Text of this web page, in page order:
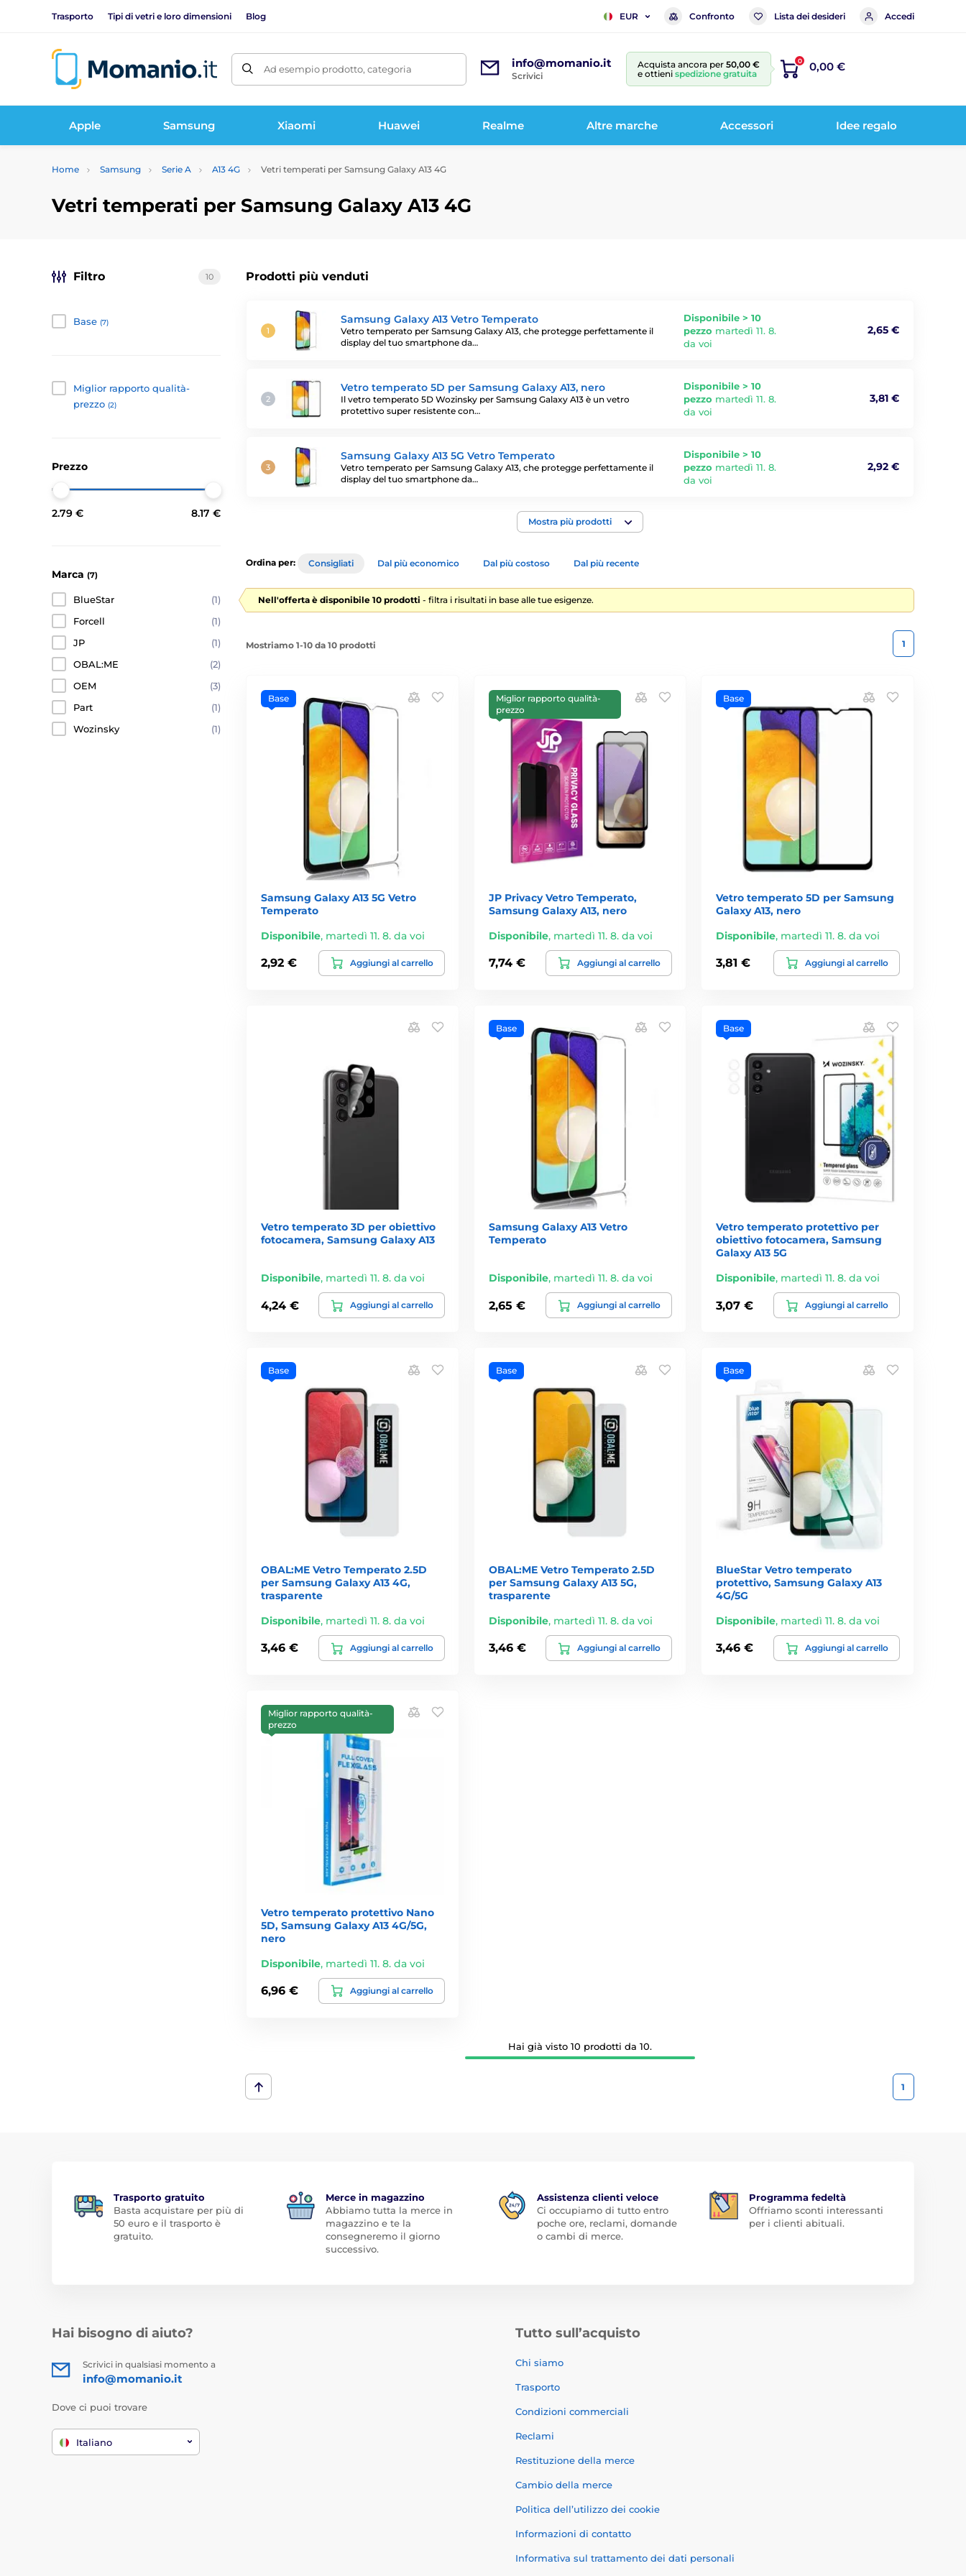
Trasporto Tipi di vetri e loro dimensioni Blog EUR Confronto Lista dei desideri Accedi
Ad esempio prodotto, categoria info@momanio.it
Scrivici
Acquista ancora per 50,00 €
e ottieni spedizione gratuita
0 0,00 €
Apple Samsung Xiaomi Huawei Realme Altre marche Accessori Idee regalo
Home Samsung Serie A A13 4G Vetri temperati per Samsung Galaxy A13 4G
Vetri temperati per Samsung Galaxy A13 4G
Prodotti più venduti
Samsung Galaxy A13 Vetro Temperato
Vetro temperato per Samsung Galaxy A13, che protegge perfettamente il
display del tuo smartphone da…
Disponibile > 10
pezzo martedì 11. 8.
da voi
2,65 €
Vetro temperato 5D per Samsung Galaxy A13, nero
Il vetro temperato 5D Wozinsky per Samsung Galaxy A13 è un vetro
protettivo super resistente con…
Disponibile > 10
pezzo martedì 11. 8.
da voi
3,81 €
Samsung Galaxy A13 5G Vetro Temperato
Vetro temperato per Samsung Galaxy A13, che protegge perfettamente il
display del tuo smartphone da…
Disponibile > 10
pezzo martedì 11. 8.
da voi
2,92 €
Mostra più prodotti
Filtro 10
Base (7)
Miglior rapporto qualità-
prezzo (2)
Prezzo
2.79 € 8.17 €
Marca (7)
BlueStar
(1)
Forcell
(1)
JP
(1)
OBAL:ME
(2)
OEM
(3)
Part
(1)
Wozinsky
(1)
Ordina per: Consigliati Dal più economico Dal più costoso Dal più recente
Nell'offerta è disponibile 10 prodotti - filtra i risultati in base alle tue esigenze.
Mostriamo 1-10 da 10 prodotti 1
Base
Samsung Galaxy A13 5G Vetro
Temperato
Disponibile, martedì 11. 8. da voi
2,92 € Aggiungi al carrello
Miglior rapporto qualità-
prezzo
JP Privacy Vetro Temperato,
Samsung Galaxy A13, nero
Disponibile, martedì 11. 8. da voi
7,74 € Aggiungi al carrello
Base
Vetro temperato 5D per Samsung
Galaxy A13, nero
Disponibile, martedì 11. 8. da voi
3,81 € Aggiungi al carrello
Vetro temperato 3D per obiettivo
fotocamera, Samsung Galaxy A13
Disponibile, martedì 11. 8. da voi
4,24 € Aggiungi al carrello
Base
Samsung Galaxy A13 Vetro
Temperato
Disponibile, martedì 11. 8. da voi
2,65 € Aggiungi al carrello
Base
Vetro temperato protettivo per
obiettivo fotocamera, Samsung
Galaxy A13 5G
Disponibile, martedì 11. 8. da voi
3,07 € Aggiungi al carrello
Base
OBAL:ME Vetro Temperato 2.5D
per Samsung Galaxy A13 4G,
trasparente
Disponibile, martedì 11. 8. da voi
3,46 € Aggiungi al carrello
Base
OBAL:ME Vetro Temperato 2.5D
per Samsung Galaxy A13 5G,
trasparente
Disponibile, martedì 11. 8. da voi
3,46 € Aggiungi al carrello
Base
BlueStar Vetro temperato
protettivo, Samsung Galaxy A13
4G/5G
Disponibile, martedì 11. 8. da voi
3,46 € Aggiungi al carrello
Miglior rapporto qualità-
prezzo
Vetro temperato protettivo Nano
5D, Samsung Galaxy A13 4G/5G,
nero
Disponibile, martedì 11. 8. da voi
6,96 € Aggiungi al carrello
Hai già visto 10 prodotti da 10.
1
Trasporto gratuito
Basta acquistare per più di
50 euro e il trasporto è
gratuito.
Merce in magazzino
Abbiamo tutta la merce in
magazzino e te la
consegneremo il giorno
successivo.
Assistenza clienti veloce
Ci occupiamo di tutto entro
poche ore, reclami, domande
o cambi di merce.
Programma fedeltà
Offriamo sconti interessanti
per i clienti abituali.
Hai bisogno di aiuto?
Scrivici in qualsiasi momento a
info@momanio.it
Dove ci puoi trovare
Italiano
Tutto sull’acquisto
Chi siamo
Trasporto
Condizioni commerciali
Reclami
Restituzione della merce
Cambio della merce
Politica dell’utilizzo dei cookie
Informazioni di contatto
Informativa sul trattamento dei dati personali